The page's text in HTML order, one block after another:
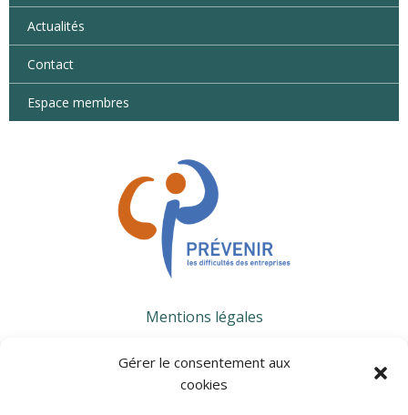
Gérer le consentement aux
cookies
Actualités
Contact
Espace membres
Mentions légales
CONTACTS